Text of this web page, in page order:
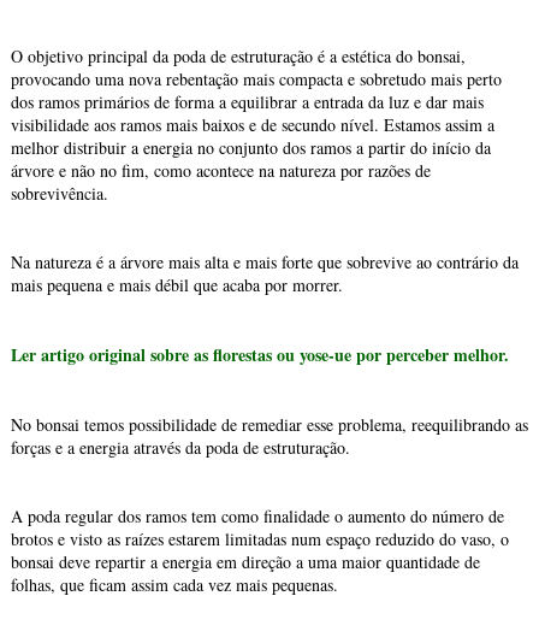
O objetivo principal da poda de estruturação é a estética do bonsai,
provocando uma nova rebentação mais compacta e sobretudo mais perto
dos ramos primários de forma a equilibrar a entrada da luz e dar mais
visibilidade aos ramos mais baixos e de secundo nível. Estamos assim a
melhor distribuir a energia no conjunto dos ramos a partir do início da
árvore e não no fim, como acontece na natureza por razões de
sobrevivência.
Na natureza é a árvore mais alta e mais forte que sobrevive ao contrário da
mais pequena e mais débil que acaba por morrer.
Ler artigo original sobre as florestas ou yose-ue por perceber melhor.
No bonsai temos possibilidade de remediar esse problema, reequilibrando as
forças e a energia através da poda de estruturação.
A poda regular dos ramos tem como finalidade o aumento do número de
brotos e visto as raízes estarem limitadas num espaço reduzido do vaso, o
bonsai deve repartir a energia em direção a uma maior quantidade de
folhas, que ficam assim cada vez mais pequenas.